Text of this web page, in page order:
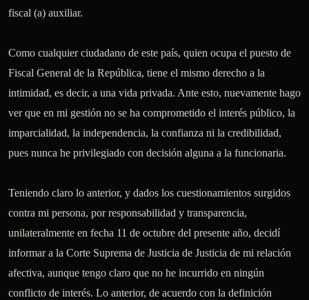
fiscal (a) auxiliar.
Como cualquier ciudadano de este país, quien ocupa el puesto de
Fiscal General de la República, tiene el mismo derecho a la
intimidad, es decir, a una vida privada. Ante esto, nuevamente hago
ver que en mi gestión no se ha comprometido el interés público, la
imparcialidad, la independencia, la confianza ni la credibilidad,
pues nunca he privilegiado con decisión alguna a la funcionaria.
Teniendo claro lo anterior, y dados los cuestionamientos surgidos
contra mi persona, por responsabilidad y transparencia,
unilateralmente en fecha 11 de octubre del presente año, decidí
informar a la Corte Suprema de Justicia de Justicia de mi relación
afectiva, aunque tengo claro que no he incurrido en ningún
conflicto de interés. Lo anterior, de acuerdo con la definición